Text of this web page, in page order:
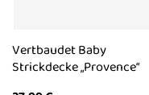
Vertbaudet Baby
Strickdecke „Provence“